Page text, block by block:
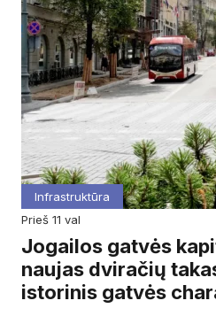
Infrastruktūra
prieš 11 val
Jogailos gatvės
naujas dviračių
istorinis gatvės